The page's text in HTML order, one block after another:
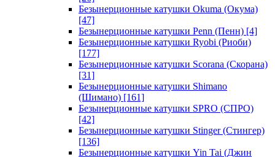
Безынерционные катушки Okuma (Окума)
[47]
Безынерционные катушки Penn (Пенн) [4]
Безынерционные катушки Ryobi (Риоби)
[177]
Безынерционные катушки Scorana (Скорана)
[31]
Безынерционные катушки Shimano
(Шимано) [161]
Безынерционные катушки SPRO (СПРО)
[42]
Безынерционные катушки Stinger (Стингер)
[136]
Безынерционные катушки Yin Tai (Джин